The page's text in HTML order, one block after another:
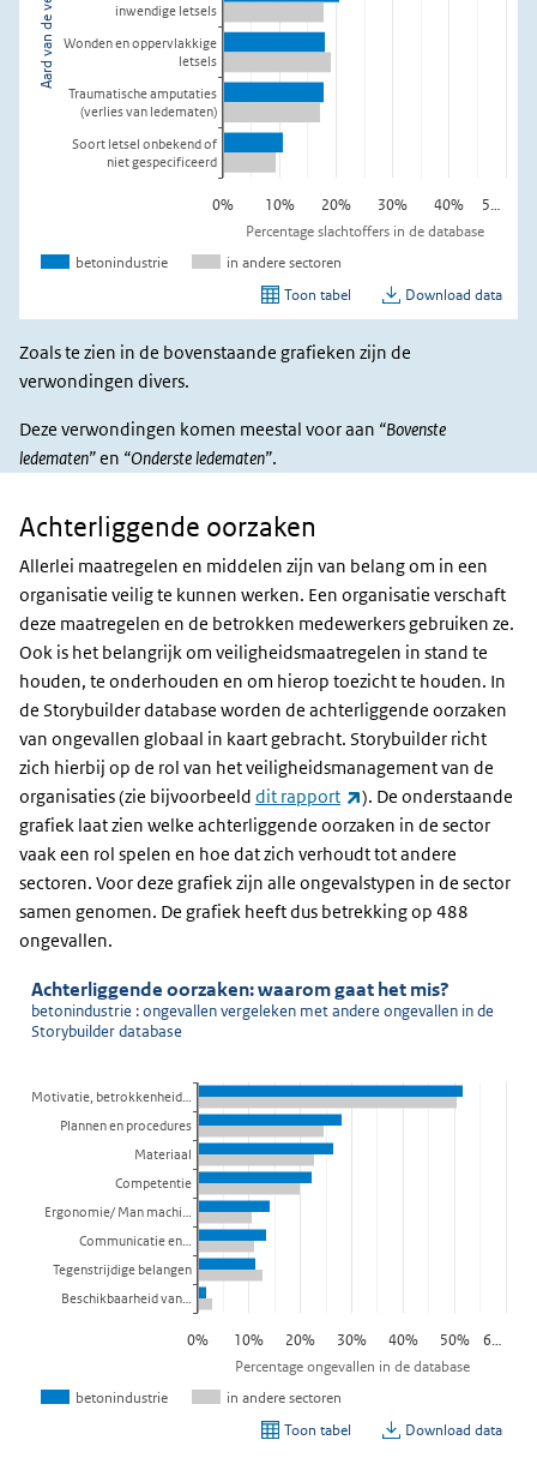
Zoals te zien in de bovenstaande grafieken zijn de
verwondingen divers.
Deze verwondingen komen meestal voor aan “Bovenste
ledematen”en “Onderste ledematen”.
Achterliggende
oorzaken
Achterliggende oorzaken
Allerlei maatregelen en middelen zijn van belang om in een
organisatie veilig te kunnen werken. Een organisatie verschaft
deze maatregelen en de betrokken medewerkers gebruiken ze.
Ook is het belangrijk om veiligheidsmaatregelen in stand te
houden, te onderhouden en om hierop toezicht te houden. In
de Storybuilder database worden de achterliggende oorzaken
van ongevallen globaal in kaart gebracht. Storybuilder richt
zich hierbij op de rol van het veiligheidsmanagement van de
organisaties (zie bijvoorbeeld dit rapport (externe link)
). De onderstaande
grafiek laat zien welke achterliggende oorzaken in de sector
vaak een rol spelen en hoe dat zich verhoudt tot andere
sectoren. Voor deze grafiek zijn alle ongevalstypen in de sector
samen genomen. De grafiek heeft dus betrekking op 488
ongevallen.